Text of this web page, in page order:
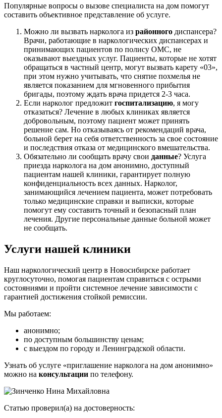
Популярные вопросы о вызове специалиста на дом помогут
составить объективное представление об услуге.
Можно ли вызвать нарколога из районного диспансера?
Врачи, работающие в наркологических диспансерах и
принимающих пациентов по полису ОМС, не
оказывают выездных услуг. Пациенты, которые не хотят
обращаться в частный центр, могут вызвать карету «03»,
при этом нужно учитывать, что снятие похмелья не
является показанием для мгновенного прибытия
бригады, поэтому ждать врача придется 2-3 часа.
Если нарколог предложит госпитализацию, я могу
отказаться? Лечение в любых клиниках является
добровольным, поэтому пациент может принять
решение сам. Но отказываясь от рекомендаций врача,
больной берет на себя ответственность за свое состояние
и последствия отказа от медицинского вмешательства.
Обязательно ли сообщать врачу свои данные? Услуга
приезда нарколога на дом анонимно, доступный
пациентам нашей клиники, гарантирует полную
конфиденциальность всех данных. Нарколог,
занимающийся лечением пациента, может потребовать
только медицинские справки и выписки, которые
помогут ему составить точный и безопасный план
лечения. Другие персональные данные больной может
не сообщать.
Услуги нашей клиники
Наш наркологический центр в Новосибирске работает
круглосуточно, помогая пациентам справиться с острыми
состояниями и пройти системное лечение зависимости с
гарантией достижения стойкой ремиссии.
Мы работаем:
анонимно;
по доступным большинству ценам;
с выездом по городу и Ленинградской области.
Узнать об услуге «приглашение нарколога на дом анонимно»
можно на консультации по телефону.
Статью проверил(а) на достоверность: